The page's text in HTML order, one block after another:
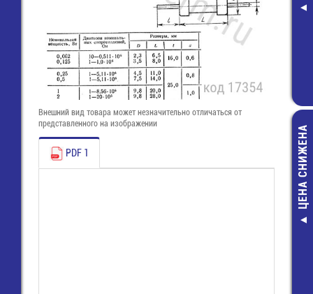
ЦЕНА СНИЖЕНА
Внешний вид товара может незначительно отличаться от
представленного на изображении
PDF 1